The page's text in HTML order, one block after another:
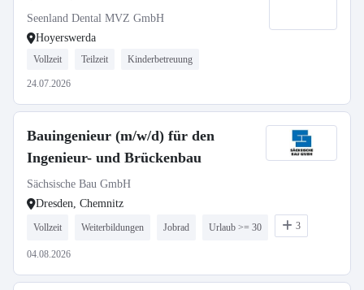
Seenland Dental MVZ GmbH
Hoyerswerda
Vollzeit Teilzeit Kinderbetreuung
24.07.2026
Bauingenieur (m/w/d) für den
Ingenieur- und Brückenbau
Sächsische Bau GmbH
Dresden, Chemnitz
Vollzeit Weiterbildungen Jobrad Urlaub >= 30 3
04.08.2026